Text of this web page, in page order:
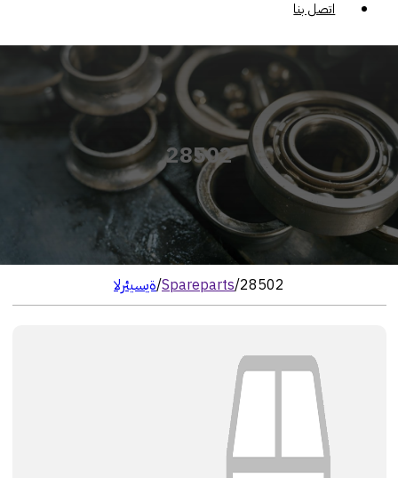
اتصل بنا
28502
الرئيسية/Spareparts/28502